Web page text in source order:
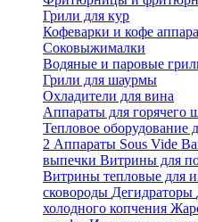
Грили для кур
Кофеварки и кофе
Соковыжималки
Водяные и паровые
Грили для шаурмы
Охладители для вина
Аппараты для горячего
Тепловое оборудование
2 Аппараты Sous Vide
выпечки Витрины для
Витрины тепловые для
сковороды Дегидраторы
холодного копчения